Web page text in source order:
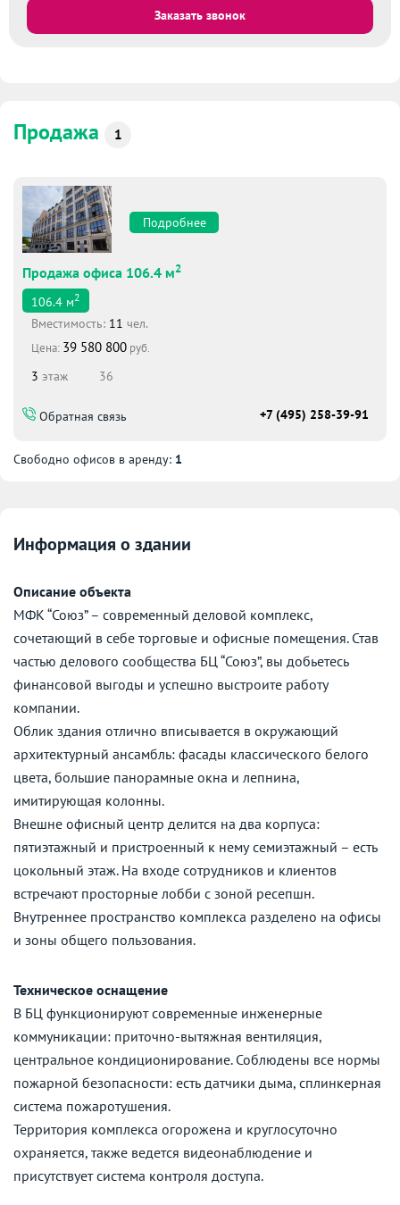
Заказать звонок
Продажа 1
Подробнее
Продажа офиса 106.4 м2
106.4 м2
Вместимоcть: 11 чел.
Цена: 39 580 800 руб.
3 этаж 36
Обратная связь +7 (495) 258-39-91
Свободно офисов в аренду: 1
Информация о здании
Описание объекта
МФК “Союз” – современный деловой комплекс,
сочетающий в себе торговые и офисные помещения. Став
частью делового сообщества БЦ “Союз”, вы добьетесь
финансовой выгоды и успешно выстроите работу
компании.
Облик здания отлично вписывается в окружающий
архитектурный ансамбль: фасады классического белого
цвета, большие панорамные окна и лепнина,
имитирующая колонны.
Внешне офисный центр делится на два корпуса:
пятиэтажный и пристроенный к нему семиэтажный – есть
цокольный этаж. На входе сотрудников и клиентов
встречают просторные лобби с зоной ресепшн.
Внутреннее пространство комплекса разделено на офисы
и зоны общего пользования.
Техническое оснащение
В БЦ функционируют современные инженерные
коммуникации: приточно-вытяжная вентиляция,
центральное кондиционирование. Соблюдены все нормы
пожарной безопасности: есть датчики дыма, сплинкерная
система пожаротушения.
Территория комплекса огорожена и круглосуточно
охраняется, также ведется видеонаблюдение и
присутствует система контроля доступа.